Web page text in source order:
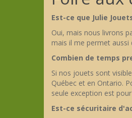
Est-ce que Julie
Oui, mais nous livrons
mais il me permet
Combien de temps
Si nos jouets sont
Québec et en Ontario.
seule exception est
Est-ce sécuritaire